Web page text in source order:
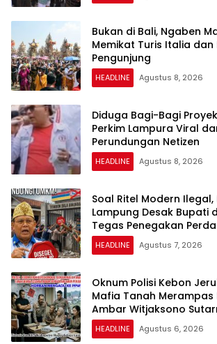
Bukan di Bali, Ngaben
Memikat Turis Italia dan
Pengunjung
HEADLINE Agustus 8, 2026
Diduga Bagi-Bagi
Perkim Lampura Viral
Perundungan Netizen
HEADLINE Agustus 8, 2026
Soal Ritel Modern Ilegal,
Lampung Desak Bupati
Tegas Penegakan
HEADLINE Agustus 7, 2026
Oknum Polisi Kebon
Mafia Tanah Merampas
Ambar Witjaksono
HEADLINE Agustus 6, 2026